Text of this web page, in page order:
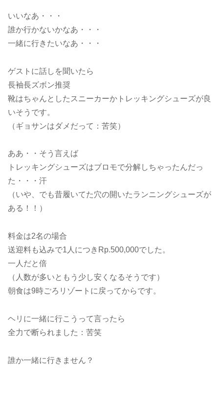
いいなあ・・・
誰か行かないかなあ・・・
一緒に行きたいなあ・・・
ゲストに話しを聞いたら
長袖長ズボン推奨
靴はちゃんとしたスニーカーかトレッキングシューズが良
いそうです。
（ギョサンはダメだって：苦笑）
ああ・・そう言えば
トレッキングシューズはブロモで分解しちゃったんだっ
た・・・汗
（いや、でも昔履いてた穴の開いたランニングシューズが
ある！！）
料金は2名の場合
送迎料も込みで1人につきRp.500,000でした。
一人だと倍
（人数が多いともう少し安くなるそうです）
朝食は9時ごろリゾートに戻ってからです。
ヘリに一緒に行こうって言ったら
全力で断られました：苦笑
誰か一緒に行きません？